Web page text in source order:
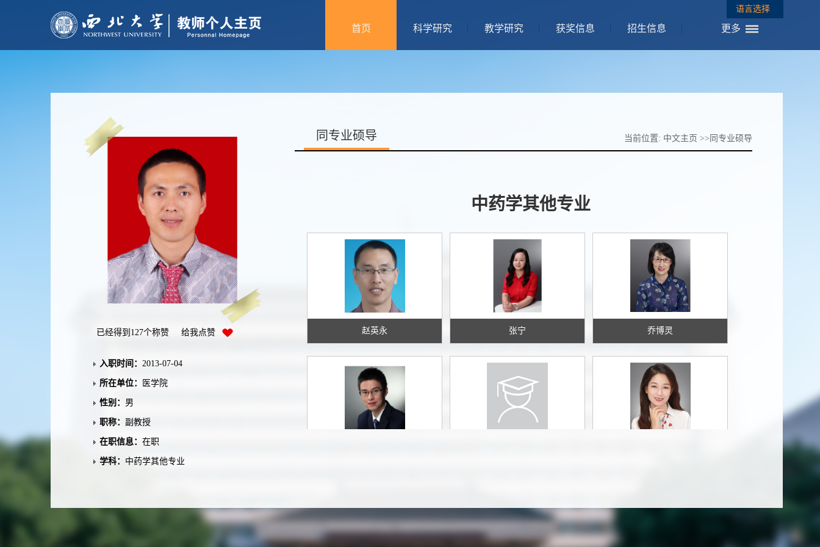
语言选择
首页 科学研究 教学研究 获奖信息 招生信息 更多
已经得到 127个称赞 给我点赞
入职时间： 2013-07-04
所在单位： 医学院
性别： 男
职称： 副教授
在职信息： 在职
学科： 中药学其他专业
同专业硕导 当前位置: 中文主页 >> 同专业硕导
中药学其他专业
赵英永 张宁 乔博灵